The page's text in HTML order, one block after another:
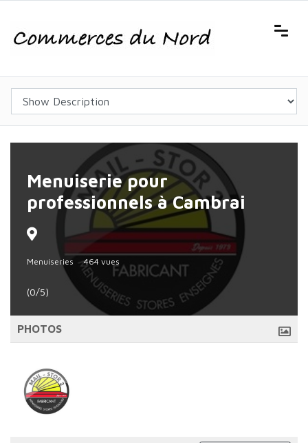
Menuiserie pour
professionnels à Cambrai
Menuiseries 464 vues
(0/5)
PHOTOS